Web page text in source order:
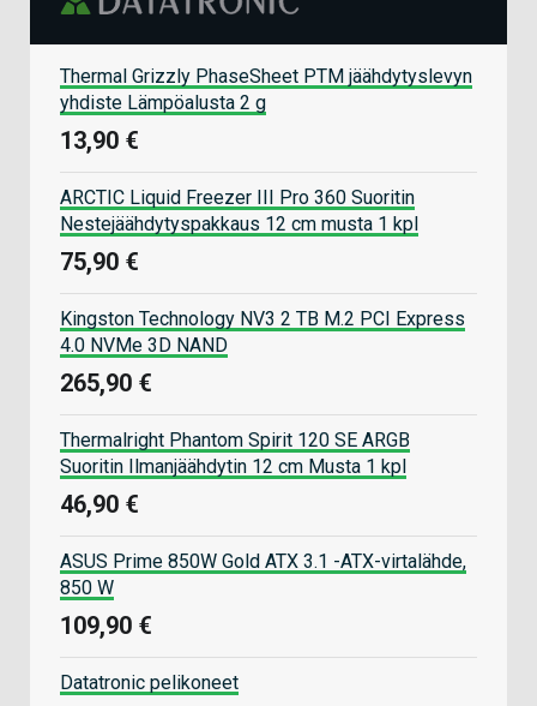
Thermal Grizzly PhaseSheet PTM jäähdytyslevyn
yhdiste Lämpöalusta 2 g
13,90 €
ARCTIC Liquid Freezer III Pro 360 Suoritin
Nestejäähdytyspakkaus 12 cm musta 1 kpl
75,90 €
Kingston Technology NV3 2 TB M.2 PCI Express
4.0 NVMe 3D NAND
265,90 €
Thermalright Phantom Spirit 120 SE ARGB
Suoritin Ilmanjäähdytin 12 cm Musta 1 kpl
46,90 €
ASUS Prime 850W Gold ATX 3.1 -ATX-virtalähde,
850 W
109,90 €
Datatronic pelikoneet